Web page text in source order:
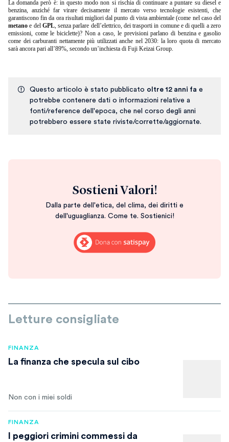
La domanda però è: in questo modo non si rischia di continuare a puntare su diesel e
benzina, anziché far virare decisamente il mercato verso tecnologie esistenti, che
garantiscono fin da ora risultati migliori dal punto di vista ambientale (come nel caso del
metano e del GPL, senza parlare dell’elettrico, dei trasporti in comune e di quelli a zero
emissioni, come le biciclette)? Non a caso, le previsioni parlano di benzina e gasolio
come dei carburanti nettamente più utilizzati anche nel 2030: la loro quota di mercato
sarà ancora pari all’89%, secondo un’inchiesta di Fuji Keizai Group.
Questo articolo è stato pubblicato oltre 12 anni fa e
potrebbe contenere dati o informazioni relative a
fonti/reference dell'epoca, che nel corso degli anni
potrebbero essere state riviste/corrette/aggiornate.
Sostieni Valori!
Dalla parte dell'etica, del clima, dei diritti e
dell'uguaglianza. Come te. Sostienici!
Letture consigliate
FINANZA
La finanza che specula sul cibo
Non con i miei soldi
FINANZA
I peggiori crimini commessi da